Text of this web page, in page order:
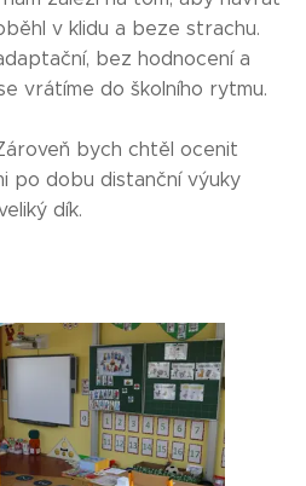
v klidu a beze strachu.
bez hodnocení a
vrátíme do školního rytmu.
chtěl ocenit
po dobu distanční výuky
dík.